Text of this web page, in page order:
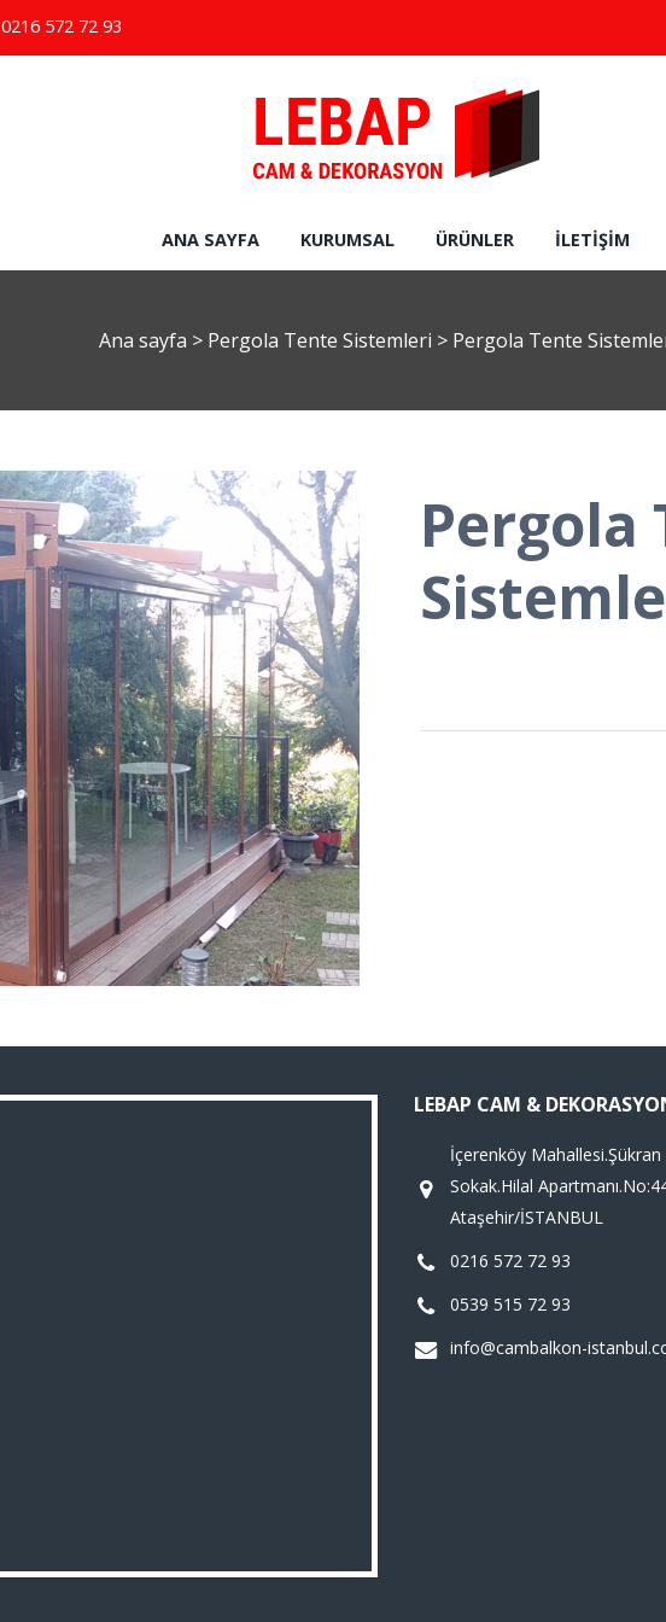
0216 572 72 93
ANA SAYFA KURUMSAL ÜRÜNLER İLETIŞIM
Ana sayfa > Pergola Tente Sistemleri > Pergola Tente
Pergola
LEBAP CAM &
İçerenköy Mahallesi.Şükran
Sokak.Hilal
Ataşehir/İSTANBUL
0216 572 72 93
0539 515 72 93
info@cambalkon-